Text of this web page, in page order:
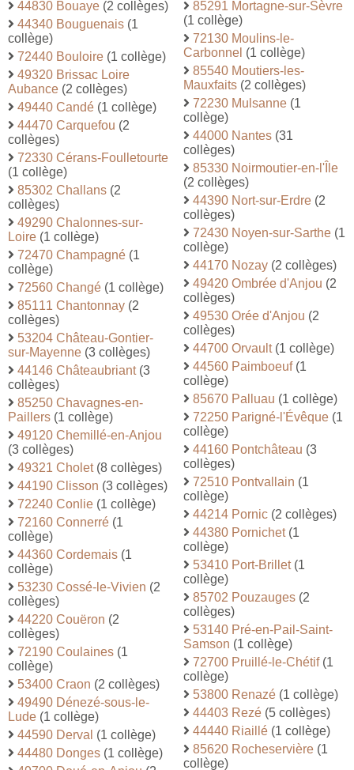
44830 Bouaye (2 collèges)
44340 Bouguenais (1
collège)
72440 Bouloire (1 collège)
49320 Brissac Loire
Aubance (2 collèges)
49440 Candé (1 collège)
44470 Carquefou (2
collèges)
72330 Cérans-Foulletourte
(1 collège)
85302 Challans (2
collèges)
49290 Chalonnes-sur-
Loire (1 collège)
72470 Champagné (1
collège)
72560 Changé (1 collège)
85111 Chantonnay (2
collèges)
53204 Château-Gontier-
sur-Mayenne (3 collèges)
44146 Châteaubriant(3
collèges)
85250 Chavagnes-en-
Paillers (1 collège)
49120 Chemillé-en-Anjou
(3 collèges)
49321 Cholet(8 collèges)
44190 Clisson (3 collèges)
72240 Conlie (1 collège)
72160 Connerré (1
collège)
44360 Cordemais (1
collège)
53230 Cossé-le-Vivien (2
collèges)
44220 Couëron (2
collèges)
72190 Coulaines (1
collège)
53400 Craon (2 collèges)
49490 Dénezé-sous-le-
Lude (1 collège)
44590 Derval (1 collège)
44480 Donges (1 collège)
85291 Mortagne-sur-Sèvre
(1 collège)
72130 Moulins-le-
Carbonnel (1 collège)
85540 Moutiers-les-
Mauxfaits (2 collèges)
72230 Mulsanne (1
collège)
44000 Nantes (31
collèges)
85330 Noirmoutier-en-l'Île
(2 collèges)
44390 Nort-sur-Erdre (2
collèges)
72430 Noyen-sur-Sarthe (1
collège)
44170 Nozay (2 collèges)
49420 Ombrée d'Anjou (2
collèges)
49530 Orée d'Anjou (2
collèges)
44700 Orvault(1 collège)
44560 Paimboeuf(1
collège)
85670 Palluau (1 collège)
72250 Parigné-l'Évêque (1
collège)
44160 Pontchâteau (3
collèges)
72510 Pontvallain (1
collège)
44214 Pornic (2 collèges)
44380 Pornichet(1
collège)
53410 Port-Brillet(1
collège)
85702 Pouzauges (2
collèges)
53140 Pré-en-Pail-Saint-
Samson (1 collège)
72700 Pruillé-le-Chétif(1
collège)
53800 Renazé (1 collège)
44403 Rezé (5 collèges)
44440 Riaillé (1 collège)
85620 Rocheservière (1
collège)